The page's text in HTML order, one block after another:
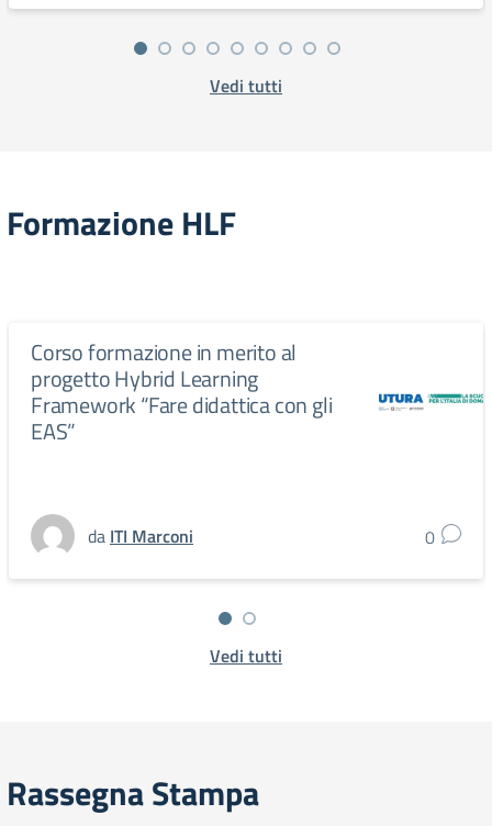
Vedi tutti
Formazione HLF
Corso formazione in merito al
progetto Hybrid Learning
Framework “Fare didattica con gli
EAS”
da ITI Marconi 0
Vedi tutti
Rassegna Stampa